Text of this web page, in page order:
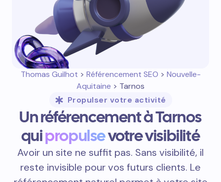
Thomas Guilhot > Référencement SEO > Nouvelle-
Aquitaine > Tarnos
Propulser votre activité
Un référencement à Tarnos
quipropulsevotre visibilité
Avoir un site ne suffit pas. Sans visibilité, il
reste invisible pour vos futurs clients. Le